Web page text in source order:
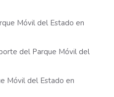
Móvil del Estado en
del Parque Móvil del
Móvil del Estado en